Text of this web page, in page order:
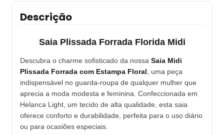
Descrição
Saia Plissada Forrada Florida Midi
Descubra o charme sofisticado da nossa Saia Midi
Plissada Forrada com Estampa Floral, uma peça
indispensável no guarda-roupa de qualquer mulher que
aprecia a moda modesta e feminina. Confeccionada em
Helanca Light, um tecido de alta qualidade, esta saia
oferece conforto e durabilidade, perfeita para o uso diário
ou para ocasiões especiais.